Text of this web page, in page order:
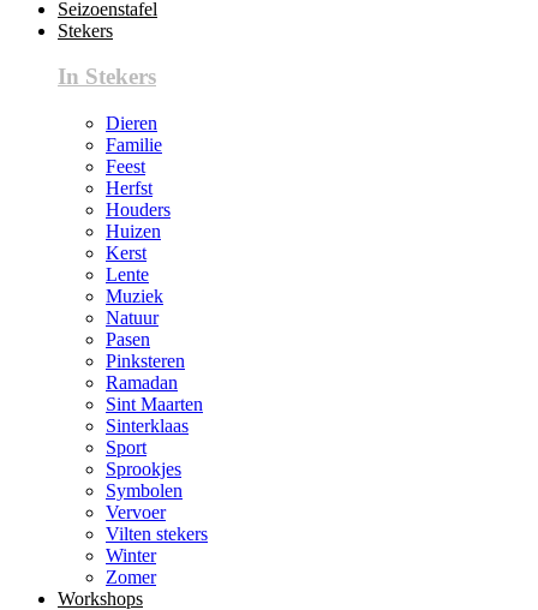
Seizoenstafel
Stekers
In Stekers
Dieren
Familie
Feest
Herfst
Houders
Huizen
Kerst
Lente
Muziek
Natuur
Pasen
Pinksteren
Ramadan
Sint Maarten
Sinterklaas
Sport
Sprookjes
Symbolen
Vervoer
Vilten stekers
Winter
Zomer
Workshops